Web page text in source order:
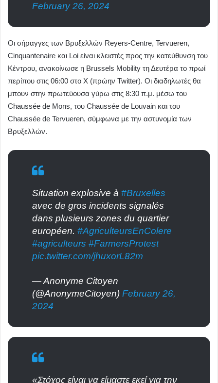
February 26, 2024
Οι σήραγγες των Βρυξελλών Reyers-Centre, Tervueren,
Cinquantenaire και Loi είναι κλειστές προς την κατεύθυνση του
Κέντρου, ανακοίνωσε η Brussels Mobility τη Δευτέρα το πρωί
περίπου στις 06:00 στο X (πρώην Twitter). Οι διαδηλωτές θα
μπουν στην πρωτεύουσα γύρω στις 8:30 π.μ. μέσω του
Chaussée de Mons, του Chaussée de Louvain και του
Chaussée de Tervueren, σύμφωνα με την αστυνομία των
Βρυξελλών.
Situation explosive à #Bruxelles
avec de gros incidents signalés
dans plusieurs zones du quartier
européen. #AgriculteursEnColere
#agriculteurs #FarmersProtest
pic.twitter.com/jhuxorL82m
— Anonyme Citoyen
(@AnonymeCitoyen) February 26,
2024
«Στόχος είναι να είμαστε εκεί για την